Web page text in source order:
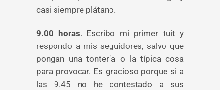
casi siempre plátano.
9.00 horas. Escribo mi primer tuit y
respondo a mis seguidores, salvo que
pongan una tontería o la típica cosa
para provocar. Es gracioso porque si a
las 9.45 no he contestado a sus